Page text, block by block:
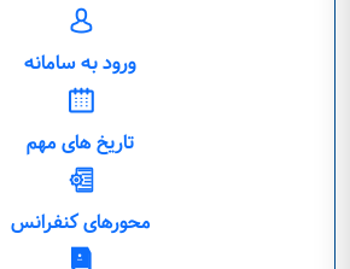
ورود به سامانه
تاریخ های مهم
محورهای کنفرانس